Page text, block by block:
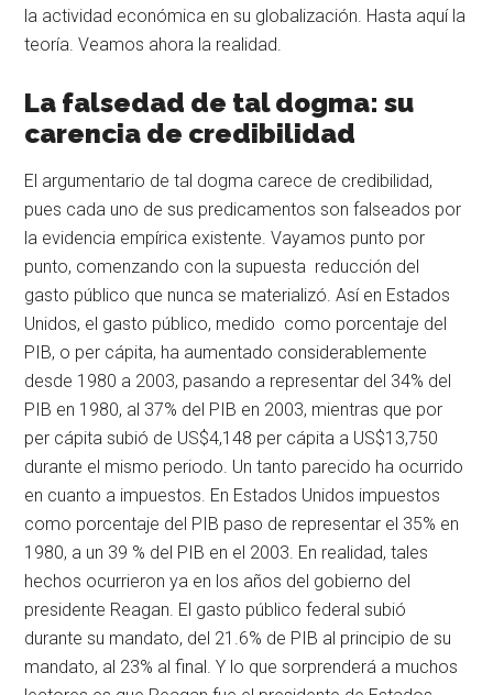
la actividad económica en su globalización. Hasta aquí la
teoría. Veamos ahora la realidad.
La falsedad de tal dogma: su
carencia de credibilidad
El argumentario de tal dogma carece de credibilidad,
pues cada uno de sus predicamentos son falseados por
la evidencia empírica existente. Vayamos punto por
punto, comenzando con la supuesta reducción del
gasto público que nunca se materializó. Así en Estados
Unidos, el gasto público, medido como porcentaje del
PIB, o per cápita, ha aumentado considerablemente
desde 1980 a 2003, pasando a representar del 34% del
PIB en 1980, al 37% del PIB en 2003, mientras que por
per cápita subió de US$4,148 per cápita a US$13,750
durante el mismo periodo. Un tanto parecido ha ocurrido
en cuanto a impuestos. En Estados Unidos impuestos
como porcentaje del PIB paso de representar el 35% en
1980, a un 39 % del PIB en el 2003. En realidad, tales
hechos ocurrieron ya en los años del gobierno del
presidente Reagan. El gasto público federal subió
durante su mandato, del 21.6% de PIB al principio de su
mandato, al 23% al final. Y lo que sorprenderá a muchos